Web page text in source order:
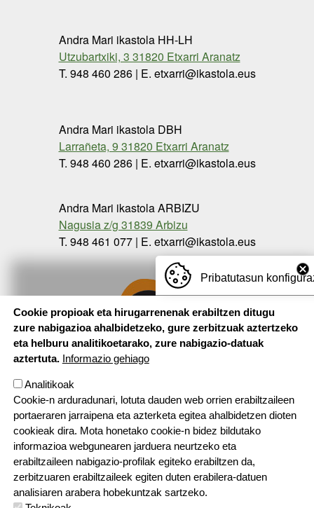
Andra Mari ikastola HH-LH
Utzubartxiki, 3 31820 Etxarri Aranatz
T. 948 460 286 | E. etxarri@ikastola.eus
Andra Mari ikastola DBH
Larrañeta, 9 31820 Etxarri Aranatz
T. 948 460 286 | E. etxarri@ikastola.eus
Andra Mari ikastola ARBIZU
Nagusia z/g 31839 Arbizu
T. 948 461 077 | E. etxarri@ikastola.eus
Pribatutasun
Cookie propioak eta hirugarrenenak erabiltzen ditugu
zure nabigazioa ahalbidetzeko, gure zerbitzuak aztertzeko
eta helburu analitikoetarako, zure nabigazio-datuak
aztertuta. Informazio gehiago
Analitikoak
Cookie-n arduradunari, lotuta dauden web orrien erabiltzaileen
portaeraren jarraipena eta azterketa egitea ahalbidetzen dioten
cookieak dira. Mota honetako cookie-n bidez bildutako
informazioa webgunearen jarduera neurtzeko eta
erabiltzaileen nabigazio-profilak egiteko erabiltzen da,
zerbitzuaren erabiltzaileek egiten duten erabilera-datuen
analisiaren arabera hobekuntzak sartzeko.